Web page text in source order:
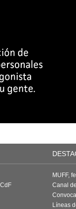
MUFF,
Canal
Líneas